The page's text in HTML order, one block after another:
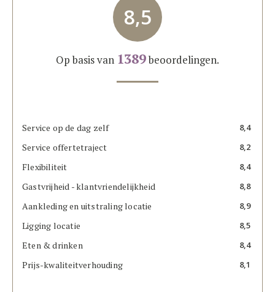
8,5
Op basis van 1389beoordelingen.
Service op de dag zelf 8,4
Service offertetraject 8,2
Flexibiliteit 8,4
Gastvrijheid - klantvriendelijkheid 8,8
Aankleding en uitstraling locatie 8,9
Ligging locatie 8,5
Eten & drinken 8,4
Prijs-kwaliteitverhouding 8,1